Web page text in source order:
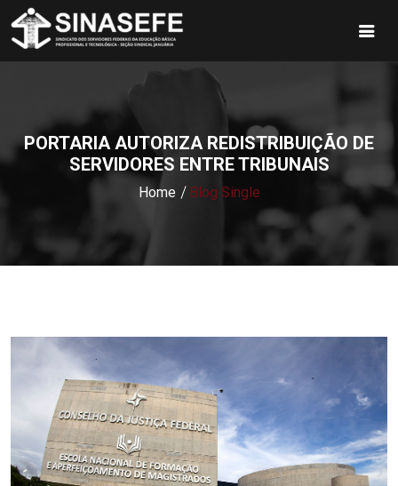
PORTARIA AUTORIZA REDISTRIBUIÇÃO DE
SERVIDORES ENTRE TRIBUNAIS
Home Blog Single